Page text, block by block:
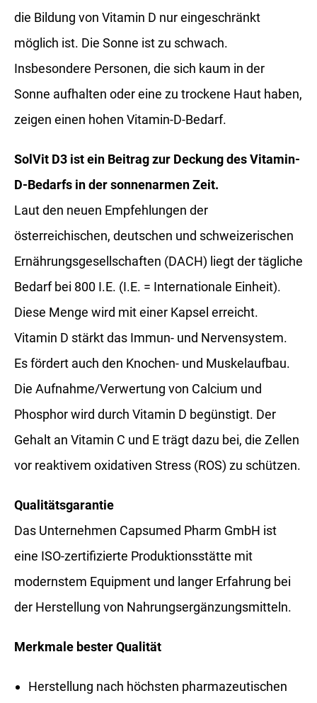
die Bildung von Vitamin D nur eingeschränkt
möglich ist. Die Sonne ist zu schwach.
Insbesondere Personen, die sich kaum in der
Sonne aufhalten oder eine zu trockene Haut haben,
zeigen einen hohen Vitamin-D-Bedarf.
SolVit D3 ist ein Beitrag zur Deckung des Vitamin-
D-Bedarfs in der sonnenarmen Zeit.
Laut den neuen Empfehlungen der
österreichischen, deutschen und schweizerischen
Ernährungsgesellschaften (DACH) liegt der tägliche
Bedarf bei 800 I.E. (I.E. = Internationale Einheit).
Diese Menge wird mit einer Kapsel erreicht.
Vitamin D stärkt das Immun- und Nervensystem.
Es fördert auch den Knochen- und Muskelaufbau.
Die Aufnahme/Verwertung von Calcium und
Phosphor wird durch Vitamin D begünstigt. Der
Gehalt an Vitamin C und E trägt dazu bei, die Zellen
vor reaktivem oxidativen Stress (ROS) zu schützen.
Qualitätsgarantie
Das Unternehmen Capsumed Pharm GmbH ist
eine ISO-zertifizierte Produktionsstätte mit
modernstem Equipment und langer Erfahrung bei
der Herstellung von Nahrungsergänzungsmitteln.
Merkmale bester Qualität
Herstellung nach höchsten pharmazeutischen